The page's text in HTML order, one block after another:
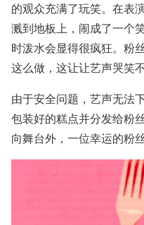
的观众充满了玩笑。在表
溅到地板上，闹成了一个
时泼水会显得很疯狂。粉
这么做，这让让艺声哭笑
由于安全问题，艺声无法
包装好的糕点并分发给粉
向舞台外，一位幸运的粉